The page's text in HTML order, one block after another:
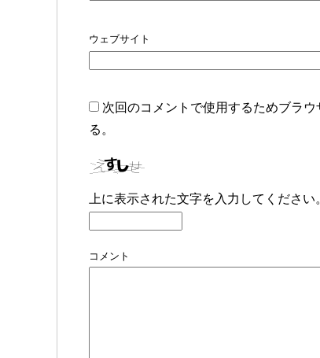
ウェブサイト
次回のコメントで使用するためブラ
る。
上に表示された文字を入力してください
コメント